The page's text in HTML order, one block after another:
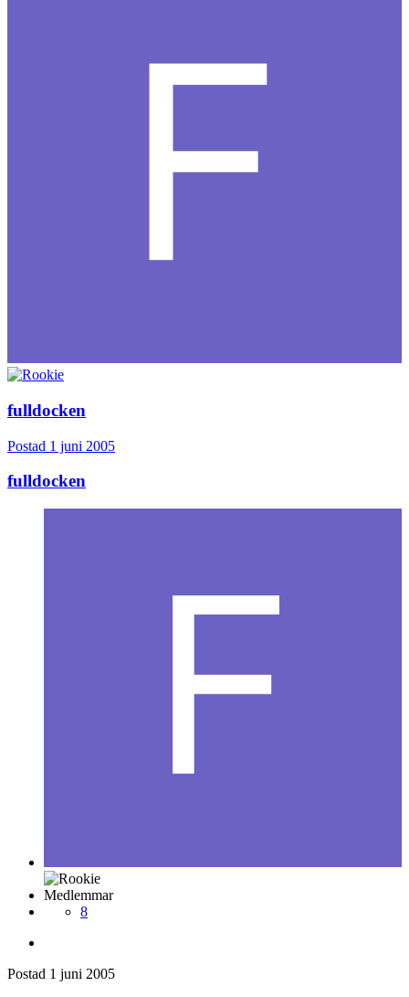
fulldocken
Postad 1 juni 2005
fulldocken
Medlemmar
8
Postad 1 juni 2005